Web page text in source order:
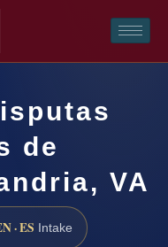
de
VA
· ES Intake